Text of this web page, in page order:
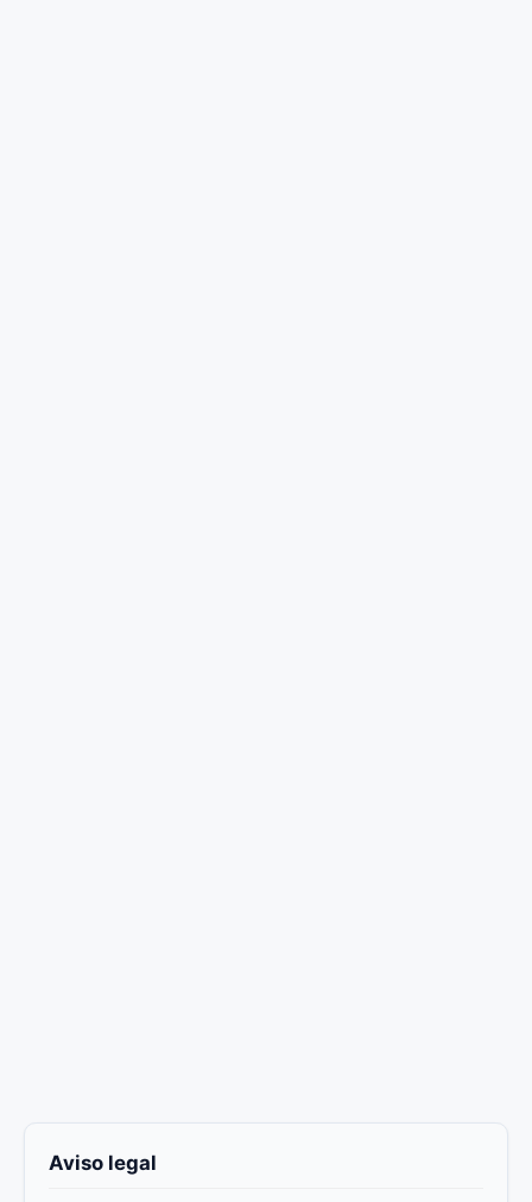
Aviso legal